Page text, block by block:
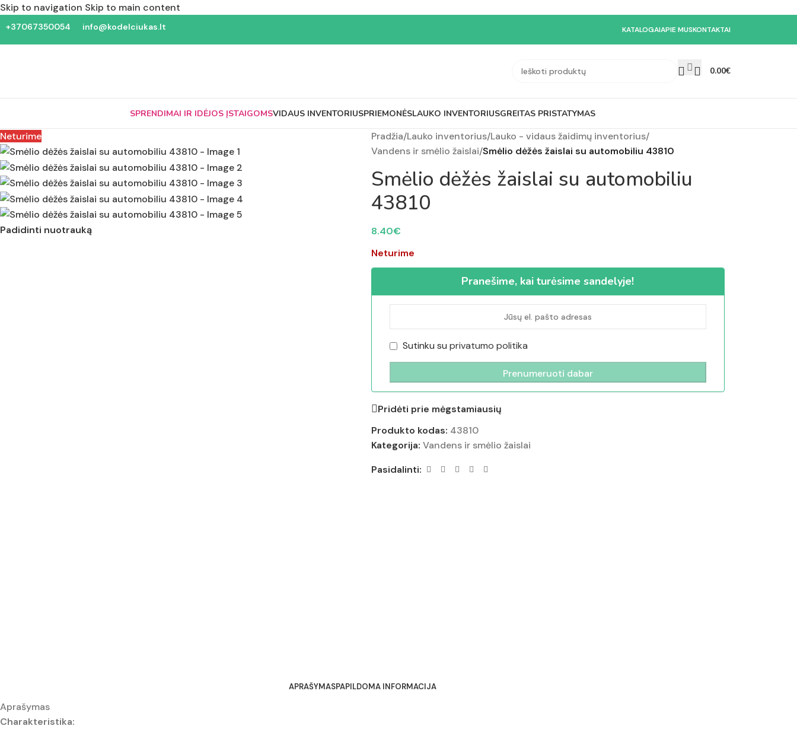
Skip to navigation Skip to main content
+37067350054 info@kodelciukas.lt KATALOGAIAPIE MUSKONTAKTAI
0.00€
SPRENDIMAI IR IDĖJOS ĮSTAIGOMSVIDAUS INVENTORIUSPRIEMONĖSLAUKO INVENTORIUSGREITAS PRISTATYMAS
Neturime
Padidinti nuotrauką
Pradžia/Lauko inventorius/Lauko - vidaus žaidimų inventorius/
Vandens ir smėlio žaislai/Smėlio dėžės žaislai su automobiliu 43810
Smėlio dėžės žaislai su automobiliu
43810
8.40€
Neturime
Pranešime, kai turėsime sandelyje!
Sutinku su privatumo politika
Pridėti prie mėgstamiausių
Produkto kodas: 43810
Kategorija: Vandens ir smėlio žaislai
Pasidalinti:
APRAŠYMASPAPILDOMA INFORMACIJA
Aprašymas
Charakteristika: